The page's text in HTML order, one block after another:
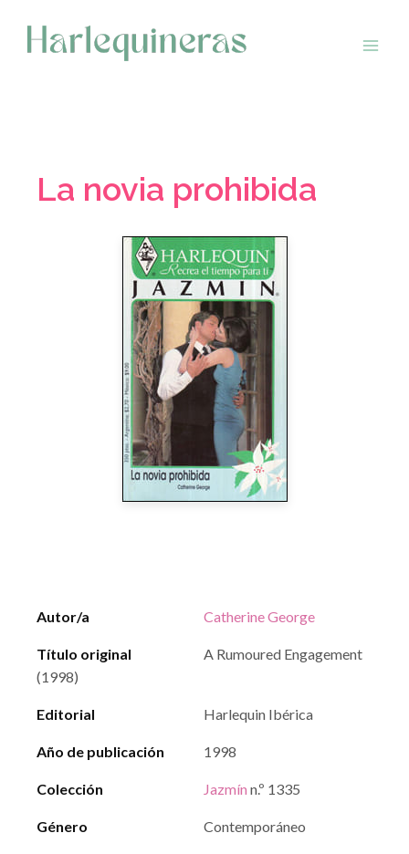
contenido
La novia prohibida
Autor/a Catherine George
Título original
A Rumoured Engagement
(1998)
Editorial Harlequin Ibérica
Año de publicación 1998
Colección Jazmín n.º 1335
Género Contemporáneo